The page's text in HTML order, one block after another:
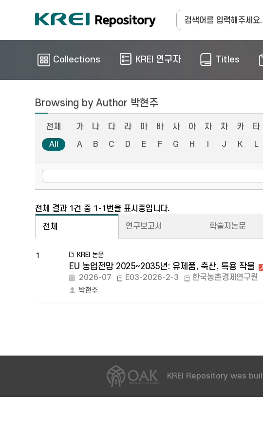
Collections KREI 연구자 Titles
Browsing by Author 박현주
전체 가 나 다 라 마 바 사 아 자 차 카 타
All
A B C D E F G H J K L
전체 결과 1건 중 1-1번을 표시중입니다.
전체 연구보고서 학술지논문
1 KREI 논문
EU 농업전망 2025~2035년: 유제품, 축산, 특용 작물
2026-07 E03-2026-2-3 한국농촌경제연구원
박현주
KREI Repository was